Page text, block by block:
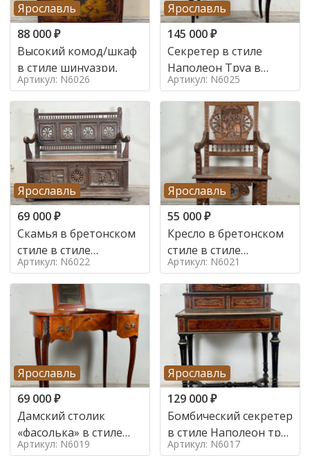
Ярославль
88 000₽
Высокий комод/шкаф
в стиле шинуазри,
Артикул: N6026
Ярославль
145 000₽
Секретер в стиле
Наполеон Труа в
стиле 19 век
Артикул: N6025
Ярославль
69 000₽
Скамья в бретонском
стиле в стиле
Артикул: N6022
Ярославль
55 000₽
Кресло в бретонском
стиле в стиле
Артикул: N6021
Ярославль
69 000₽
Дамский столик
«фасолька» в стиле
Луи 16,
Артикул: N6019
Ярославль
129 000₽
Бомбический секретер
в стиле Наполеон труа
в стиле
Артикул: N6017